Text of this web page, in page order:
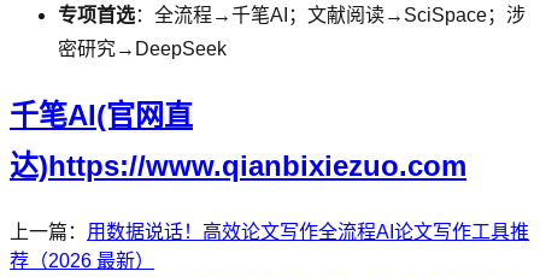
专项首选：全流程→千笔AI；文献阅读→SciSpace；涉
密研究→DeepSeek
千笔AI(官网直
达)https://www.qianbixiezuo.com
上一篇： 用数据说话！高效论文写作全流程AI论文写作工具推
荐（2026 最新）